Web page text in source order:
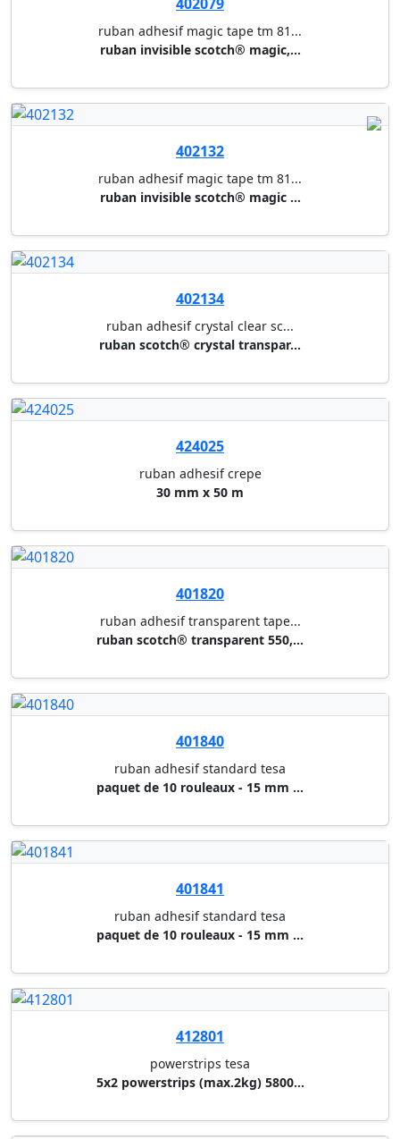
ruban scotch® transparent 550,...
ruban adhesif standard tesa
ruban adhesif standard tesa
paquet de 10 rouleaux - 15 mm ...
powerstrips tesa
5x2 powerstrips (max.2kg) 5800...
412802
20 powerstrips pour poster 580...
412804
powerstrips tesa
427030
ruban double face powerbond te...
19 mm x 1,5 m pour l'interieur
19 mm x 1,5 m pour l'exterieur
ruban adhesif pack tesa
extra strong transparent 50 mm...
425121